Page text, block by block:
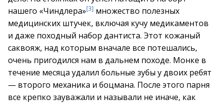
нашего «Чиндлера»[3] множество полезных
медицинских штучек, включая кучу медикаментов
и даже походный набор дантиста. Этот кожаный
саквояж, над которым вначале все потешались,
очень пригодился нам в дальнем походе. Монке в
течение месяца удалил больные зубы у двоих ребят
— второго механика и боцмана. После этого парня
все крепко зауважали и называли не иначе, как